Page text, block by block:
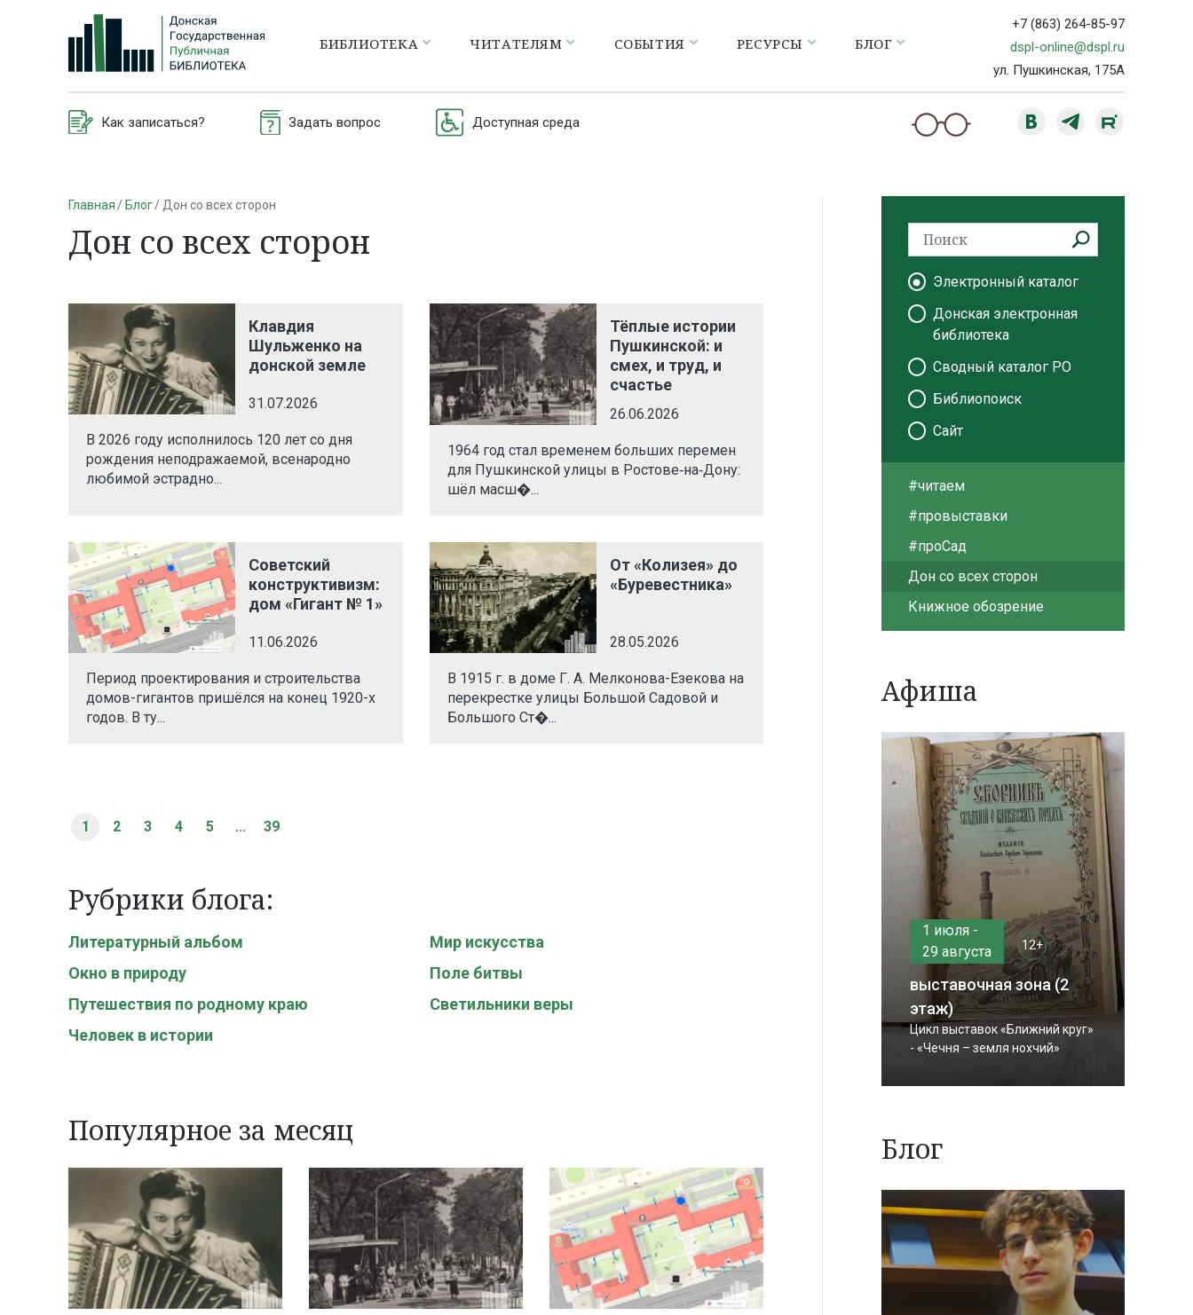
БИБЛИОТЕКА ЧИТАТЕЛЯМ СОБЫТИЯ РЕСУРСЫ БЛОГ
+7 (863) 264-85-97
dspl-online@dspl.ru
ул. Пушкинская, 175А
Как записаться? Задать вопрос Доступная среда
Главная Блог Дон со всех сторон
Дон со всех сторон
Клавдия
Шульженко на
донской земле
31.07.2026
В 2026 году исполнилось 120 лет со дня
рождения неподражаемой, всенародно
любимой эстрадно...
Тёплые истории
Пушкинской: и
смех, и труд, и
счастье
26.06.2026
1964 год стал временем больших перемен
для Пушкинской улицы в Ростове‑на‑Дону:
шёл масш�...
Советский
конструктивизм:
дом «Гигант № 1»
11.06.2026
Период проектирования и строительства
домов-гигантов пришёлся на конец 1920-х
годов. В ту...
От «Колизея» до
«Буревестника»
28.05.2026
В 1915 г. в доме Г. А. Мелконова-Езекова на
перекрестке улицы Большой Садовой и
Большого Ст�...
1 2 3 4 5 ... 39
Рубрики блога:
Литературный альбом
Мир искусства
Окно в природу
Поле битвы
Путешествия по родному краю
Светильники веры
Человек в истории
Популярное за месяц
Электронный каталог
Донская электронная
библиотека
Сводный каталог РО
Библиопоиск
Сайт
#читаем
#провыставки
#проСад
Дон со всех сторон
Книжное обозрение
Афиша
1 июля -
29 августа
12+
выставочная зона (2
этаж)
Цикл выставок «Ближний круг»
- «Чечня – земля нохчий»
Блог